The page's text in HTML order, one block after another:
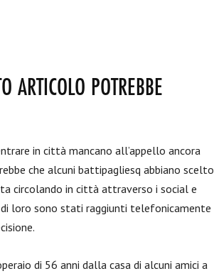
ARTICOLO POTREBBE
in città mancano all’appello ancora
che alcuni battipagliesq abbiano scelto
circolando in città attraverso i social e
loro sono stati raggiunti telefonicamente
di 56 anni dalla casa di alcuni amici a